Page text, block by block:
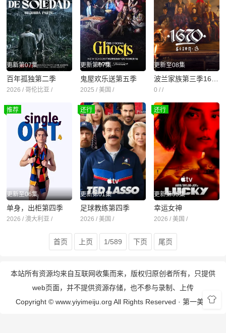
更新第07集
百年孤独第二季
2026 / 哥伦比亚 /
更新第07集
鬼屋欢乐送第五季
2025 / 美国 /
更新至08集
波兰家族第三季1670
0 / /
推荐
更新至06集
单身，出柜第四季
2026 / 澳大利亚 /
还行
更新第01集
足球教练第四季
2026 / 美国 /
还行
更新第05集
幸运女神
2026 / 美国 /
首页 上页 1/589 下页 尾页
本站所有资源均来自互联网收集而来，版权归原创者所有，只提供
web页面，并不提供资源存储，也不参与录制、上传
Copyright © www.yiyimeiju.org All Rights Reserved · 第一美剧